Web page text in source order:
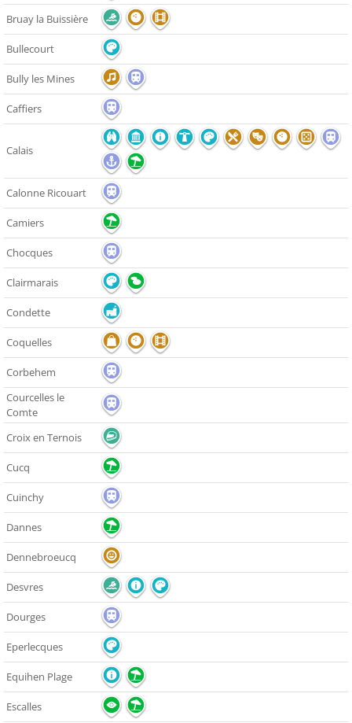
Bruay la Buissière
Bullecourt
Bully les Mines
Caffiers
Calais
Calonne Ricouart
Camiers
Chocques
Clairmarais
Condette
Coquelles
Corbehem
Courcelles le
Comte
Croix en Ternois
Cucq
Cuinchy
Dannes
Dennebroeucq
Desvres
Dourges
Eperlecques
Equihen Plage
Escalles